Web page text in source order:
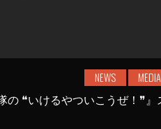
NEWS MEDIA
の ❝いけるやついこうぜ！❞』